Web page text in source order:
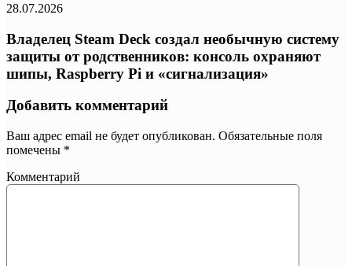
28.07.2026
Владелец Steam Deck создал необычную систему
защиты от родственников: консоль охраняют
шипы, Raspberry Pi и «сигнализация»
Добавить комментарий
Ваш адрес email не будет опубликован. Обязательные поля
помечены *
Комментарий